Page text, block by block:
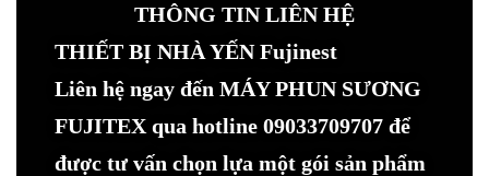
THÔNG TIN LIÊN HỆ
THIẾT BỊ NHÀ YẾN Fujinest
Liên hệ ngay đến MÁY PHUN SƯƠNG
FUJITEX qua hotline 09033709707 để
được tư vấn chọn lựa một gói sản phẩm